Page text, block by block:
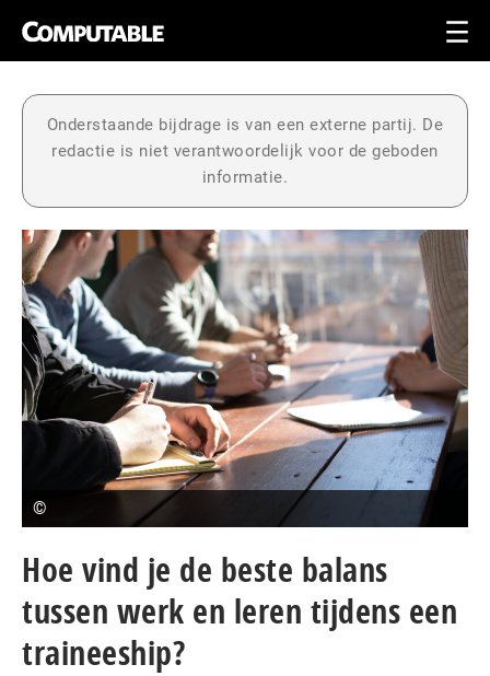
Onderstaande bijdrage is van een externe partij. De
redactie is niet verantwoordelijk voor de geboden
informatie.
©
Hoe vind je de beste balans
tussen werk en leren tijdens een
traineeship?